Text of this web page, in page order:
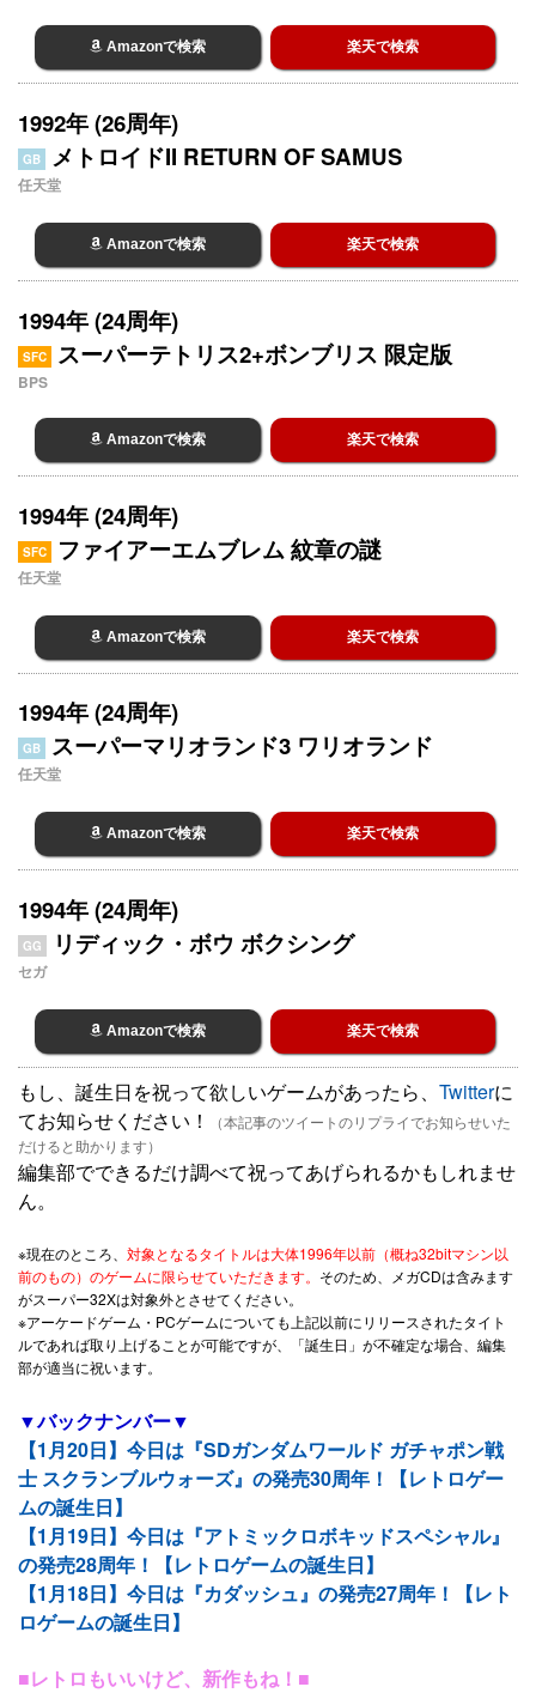
Amazonで検索 楽天で検索
1992年 (26周年)
GB メトロイドII RETURN OF SAMUS
任天堂
Amazonで検索 楽天で検索
1994年 (24周年)
SFC スーパーテトリス2+ボンブリス 限定版
BPS
Amazonで検索 楽天で検索
1994年 (24周年)
SFC ファイアーエムブレム 紋章の謎
任天堂
Amazonで検索 楽天で検索
1994年 (24周年)
GB スーパーマリオランド3 ワリオランド
任天堂
Amazonで検索 楽天で検索
1994年 (24周年)
GG リディック・ボウ ボクシング
セガ
Amazonで検索 楽天で検索
もし、誕生日を祝って欲しいゲームがあったら、 Twitterに
てお知らせください！
（本記事のツイートのリプライでお知らせいた
だけると助かります）
編集部でできるだけ調べて祝ってあげられるかもしれませ
ん。
※現在のところ、 対象となるタイトルは大体1996年以前（概ね32bitマシン以
前のもの）のゲームに限らせていただきます。 そのため、メガCDは含みます
がスーパー32Xは対象外とさせてください。
※アーケードゲーム・PCゲームについても上記以前にリリースされたタイト
ルであれば取り上げることが可能ですが、「誕生日」が不確定な場合、編集
部が適当に祝います。
▼バックナンバー▼
【1月20日】今日は『SDガンダムワールド ガチャポン戦
士 スクランブルウォーズ』の発売30周年！【レトロゲー
ムの誕生日】
【1月19日】今日は『アトミックロボキッドスペシャル』
の発売28周年！【レトロゲームの誕生日】
【1月18日】今日は『カダッシュ』の発売27周年！【レト
ロゲームの誕生日】
■レトロもいいけど、新作もね！■